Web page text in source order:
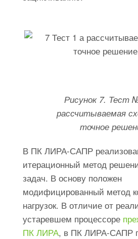
Рисунок 7. Тест
рассчитываемая
точное
В ПК ЛИРА-САПР
итерационный метод
задач. В основу положен
модифицированный метод
нагрузок. В отличие от
устаревшем процессоре
ПК ЛИРА, в ПК ЛИРА-САПР